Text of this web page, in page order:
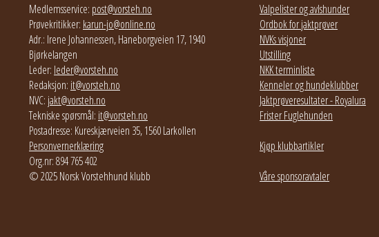
Medlemsservice: post@vorsteh.no
Prøvekritikker: karun-jo@online.no
Adr.: Irene Johannessen, Haneborgveien 17, 1940
Bjørkelangen
Leder: leder@vorsteh.no
Redaksjon: it@vorsteh.no
NVC: jakt@vorsteh.no
Tekniske spørsmål: it@vorsteh.no
Postadresse: Kureskjærveien 35, 1560 Larkollen
Personvernerklæring
Org.nr: 894 765 402
© 2025 Norsk Vorstehhund klubb
Valpelister og avlshunder
Ordbok for jaktprøver
NVKs visjoner
Utstilling
NKK terminliste
Kenneler og hundeklubber
Jaktprøveresultater - Royalura
Frister Fuglehunden
Kjøp klubbartikler
Våre sponsoravtaler